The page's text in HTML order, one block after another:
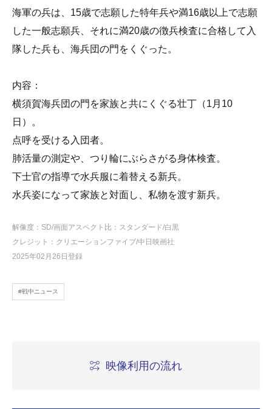
海軍の兵は、15歳で志願した特年兵や満16歳以上で志願
した一般志願兵、それに満20歳の徴兵検査に合格して入
隊した兵も、海兵団の門をくぐった。
内容：
横須賀海兵団の門を家族と共にくぐる壮丁（1月10
日）。
点呼を受ける入団者。
肺活量の測定や、つり輪にぶらさがる身体検査。
下士官の指導で水兵服に着替える新兵。
水兵姿になって家族と対面し、私物を渡す新兵。
解像度：SD/画面アスペクト比：スタンダード/白黒
クレジット：クリエーションファイブ/中日映画社
2025年02月26日登録
#戦中ニュース
映像利用の流れ